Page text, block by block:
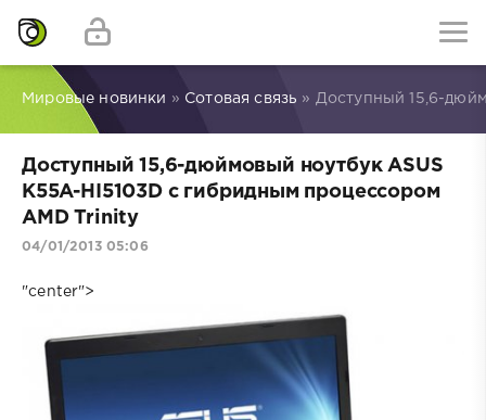
Мировые новинки » Сотовая связь » Доступный 15,6-
Доступный 15,6-дюймовый ноутбук ASUS
K55A-HI5103D с гибридным процессором
AMD Trinity
04/01/2013 05:06
"center">